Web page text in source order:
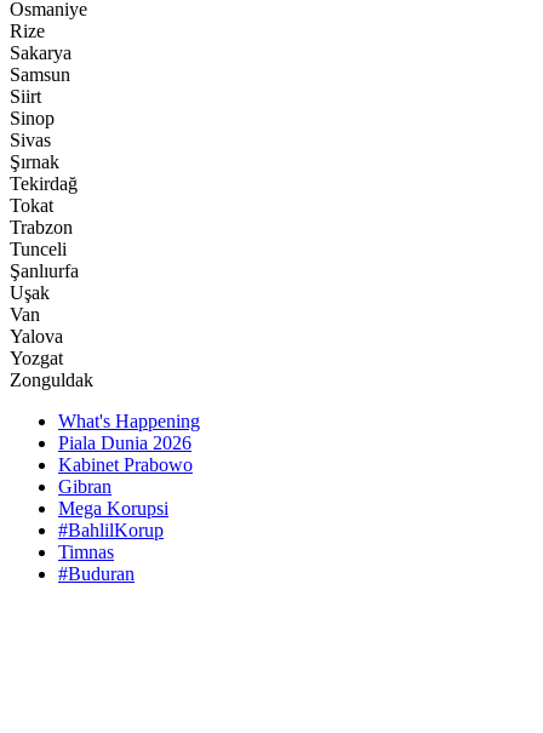
Osmaniye
Rize
Sakarya
Samsun
Siirt
Sinop
Sivas
Şırnak
Tekirdağ
Tokat
Trabzon
Tunceli
Şanlıurfa
Uşak
Van
Yalova
Yozgat
Zonguldak
What's Happening
Piala Dunia 2026
Kabinet Prabowo
Gibran
Mega Korupsi
#BahlilKorup
Timnas
#Buduran